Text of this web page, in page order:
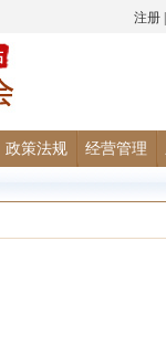
政策法规 经营管理